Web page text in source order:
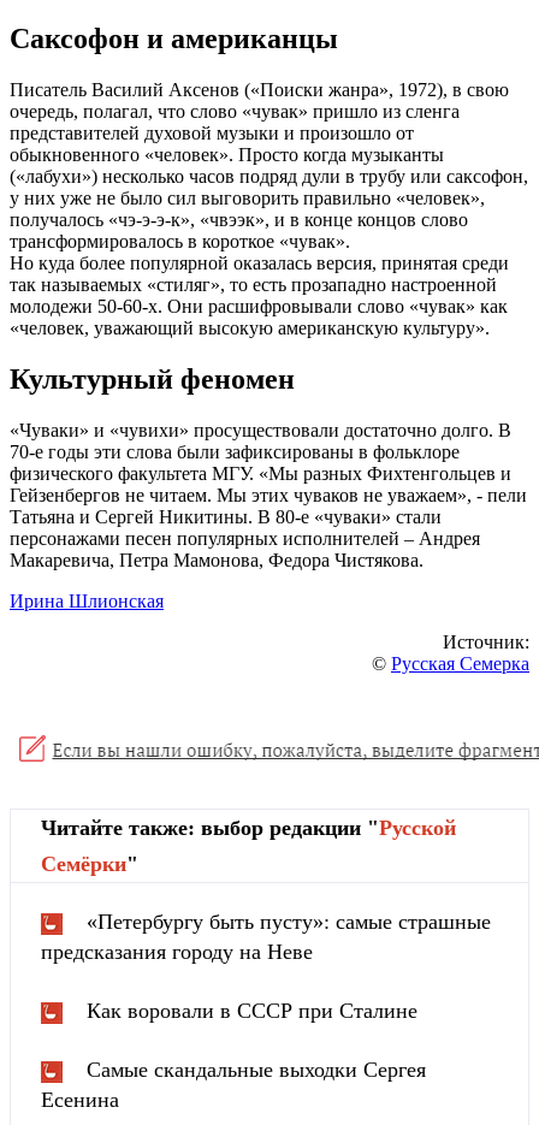
Саксофон и американцы
Писатель Василий Аксенов («Поиски жанра», 1972), в свою
очередь, полагал, что слово «чувак» пришло из сленга
представителей духовой музыки и произошло от
обыкновенного «человек». Просто когда музыканты
(«лабухи») несколько часов подряд дули в трубу или саксофон,
у них уже не было сил выговорить правильно «человек»,
получалось «чэ-э-э-к», «чвээк», и в конце концов слово
трансформировалось в короткое «чувак».
Но куда более популярной оказалась версия, принятая среди
так называемых «стиляг», то есть прозападно настроенной
молодежи 50-60-х. Они расшифровывали слово «чувак» как
«человек, уважающий высокую американскую культуру».
Культурный феномен
«Чуваки» и «чувихи» просуществовали достаточно долго. В
70-е годы эти слова были зафиксированы в фольклоре
физического факультета МГУ. «Мы разных Фихтенгольцев и
Гейзенбергов не читаем. Мы этих чуваков не уважаем», - пели
Татьяна и Сергей Никитины. В 80-е «чуваки» стали
персонажами песен популярных исполнителей – Андрея
Макаревича, Петра Мамонова, Федора Чистякова.
Ирина Шлионская
Источник:
© Русская Семерка
Читайте также: выбор редакции "Русской
Cемёрки"
«Петербургу быть пусту»: самые страшные
предсказания городу на Неве
Как воровали в СССР при Сталине
Самые скандальные выходки Сергея
Есенина